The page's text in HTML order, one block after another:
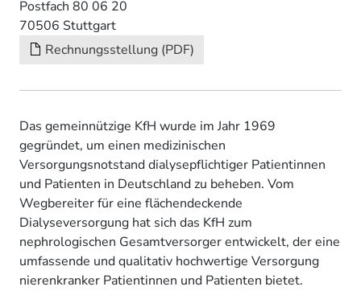
Postfach 80 06 20
70506 Stuttgart
Rechnungsstellung (PDF)
Das gemeinnützige KfH wurde im Jahr 1969
gegründet, um einen medizinischen
Versorgungsnotstand dialysepflichtiger Patientinnen
und Patienten in Deutschland zu beheben. Vom
Wegbereiter für eine flächendeckende
Dialyseversorgung hat sich das KfH zum
nephrologischen Gesamtversorger entwickelt, der eine
umfassende und qualitativ hochwertige Versorgung
nierenkranker Patientinnen und Patienten bietet.